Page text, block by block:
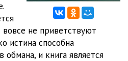
не приветствуют
истина способна
и книга является